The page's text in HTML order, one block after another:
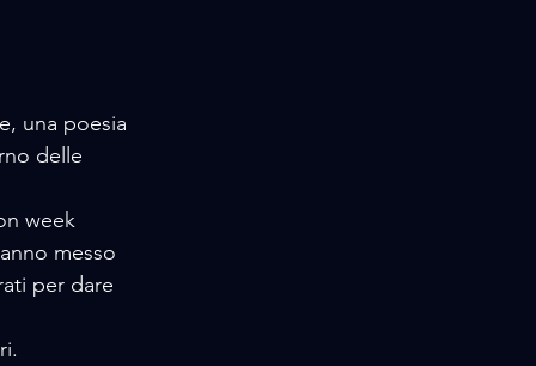
una poesia
delle
week
messo
per dare